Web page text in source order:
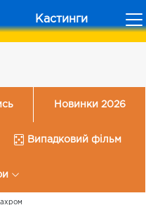
Кастинги
Новинки 2026
Випадковий фільм